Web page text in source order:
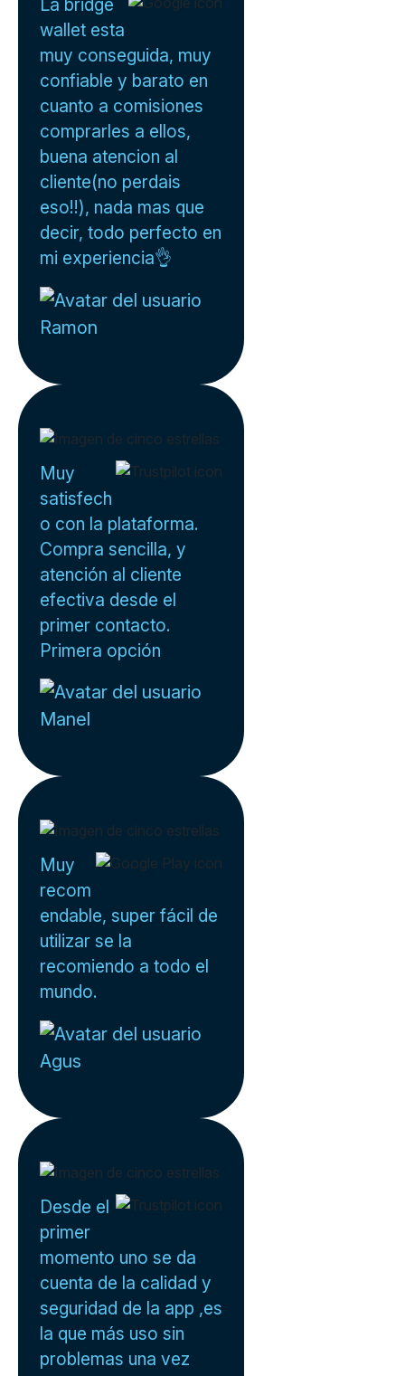
La bridge
wallet esta
muy conseguida, muy
confiable y barato en
cuanto a comisiones
comprarles a ellos,
buena atencion al
cliente(no perdais
eso!!), nada mas que
decir, todo perfecto en
mi experiencia👌
Ramon
Muy
satisfech
o con la plataforma.
Compra sencilla, y
atención al cliente
efectiva desde el
primer contacto.
Primera opción
Manel
Muy
recom
endable, super fácil de
utilizar se la
recomiendo a todo el
mundo.
Agus
Desde el
primer
momento uno se da
cuenta de la calidad y
seguridad de la app ,es
la que más uso sin
problemas una vez